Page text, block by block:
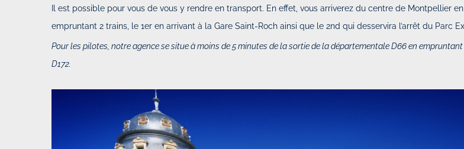
Il est possible pour vous de vous y rendre en transport. En effet, vous arriverez du centre de Montpellier en
empruntant 2 trains, le 1er en arrivant à la Gare Saint-Roch ainsi que le 2nd qui desservira l’arrêt du Parc
Pour les pilotes, notre agence se situe à moins de 5 minutes de la sortie de la départementale D66 en
D172.